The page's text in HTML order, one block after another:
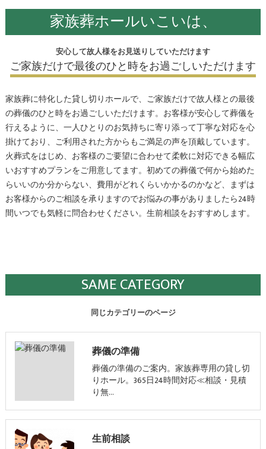
安心して故人様をお見送りしていただけます
家族葬ホールいこいは、
ご家族だけで最後のひと時をお過ごしいただけます
家族葬に特化した貸し切りホールで、ご家族だけで故人様との最後
の葬儀のひと時をお過ごしいただけます。お客様が安心して葬儀を
行えるように、一人ひとりのお気持ちに寄り添って丁寧な対応を心
掛けており、ご利用された方からもご満足の声を頂戴しています。
火葬式をはじめ、お客様のご要望に合わせて柔軟に対応できる幅広
いおすすめプランをご用意してます。初めての葬儀で何から始めた
らいいのか分からない、費用がどれくらいかかるのかなど、まずは
お客様からのご相談を承りますのでお悩みの事がありましたら24時
間いつでも気軽に問合わせください。生前相談をおすすめします。
同じカテゴリーのページ
SAME CATEGORY
葬儀の準備
葬儀の準備のご案内。家族葬専用の貸し切
りホール。365日24時間対応≪相談・見積
り無…
生前相談